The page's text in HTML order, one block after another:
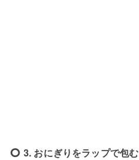
3. おにぎりをラップで包む